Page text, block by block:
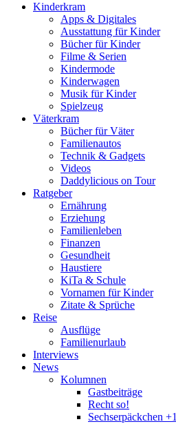
Kinderkram
Apps & Digitales
Ausstattung für Kinder
Bücher für Kinder
Filme & Serien
Kindermode
Kinderwagen
Musik für Kinder
Spielzeug
Väterkram
Bücher für Väter
Familienautos
Technik & Gadgets
Videos
Daddylicious on Tour
Ratgeber
Ernährung
Erziehung
Familienleben
Finanzen
Gesundheit
Haustiere
KiTa & Schule
Vornamen für Kinder
Zitate & Sprüche
Reise
Ausflüge
Familienurlaub
Interviews
News
Kolumnen
Gastbeiträge
Recht so!
Sechserpäckchen +1